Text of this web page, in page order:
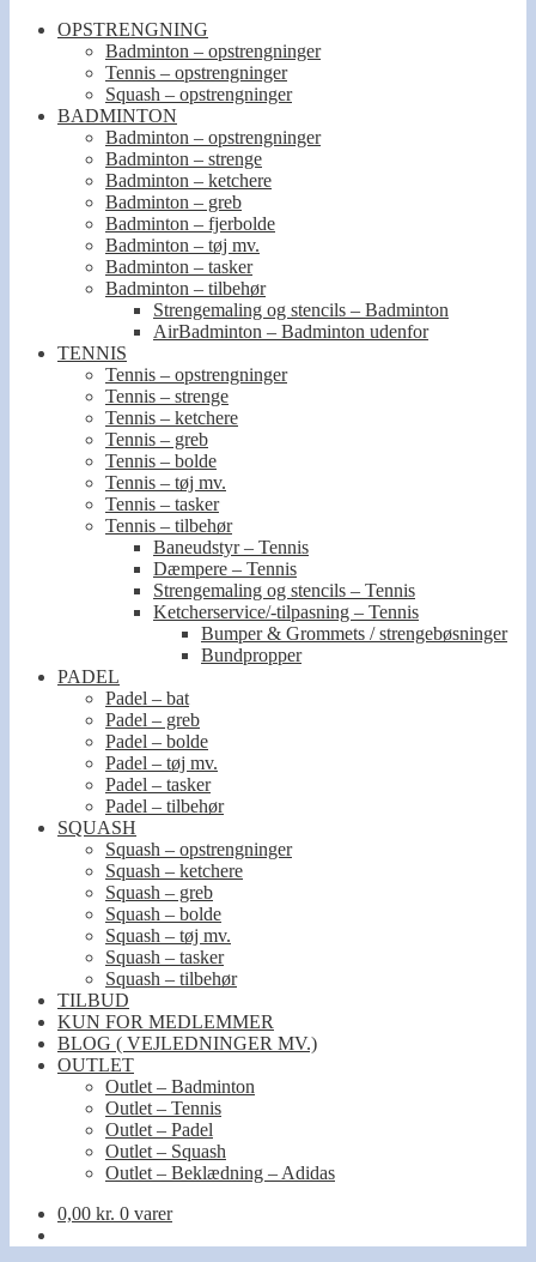
OPSTRENGNING
Badminton – opstrengninger
Tennis – opstrengninger
Squash – opstrengninger
BADMINTON
Badminton – opstrengninger
Badminton – strenge
Badminton – ketchere
Badminton – greb
Badminton – fjerbolde
Badminton – tøj mv.
Badminton – tasker
Badminton – tilbehør
Strengemaling og stencils – Badminton
AirBadminton – Badminton udenfor
TENNIS
Tennis – opstrengninger
Tennis – strenge
Tennis – ketchere
Tennis – greb
Tennis – bolde
Tennis – tøj mv.
Tennis – tasker
Tennis – tilbehør
Baneudstyr – Tennis
Dæmpere – Tennis
Strengemaling og stencils – Tennis
Ketcherservice/-tilpasning – Tennis
Bumper & Grommets / strengebøsninger
Bundpropper
PADEL
Padel – bat
Padel – greb
Padel – bolde
Padel – tøj mv.
Padel – tasker
Padel – tilbehør
SQUASH
Squash – opstrengninger
Squash – ketchere
Squash – greb
Squash – bolde
Squash – tøj mv.
Squash – tasker
Squash – tilbehør
TILBUD
KUN FOR MEDLEMMER
BLOG ( VEJLEDNINGER MV.)
OUTLET
Outlet – Badminton
Outlet – Tennis
Outlet – Padel
Outlet – Squash
Outlet – Beklædning – Adidas
0,00 kr. 0 varer